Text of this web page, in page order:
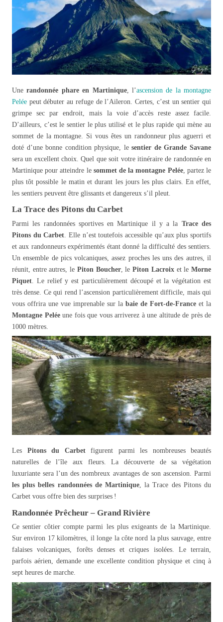
Unerandonnée phare en Martinique, l’ascension de la montagne
Pelée peut débuter au refuge de l’Aileron. Certes, c’est un sentier qui
grimpe sec par endroit, mais la voie d’accès reste assez facile.
D’ailleurs, c’est le sentier le plus utilisé et le plus rapide qui mène au
sommet de la montagne. Si vous êtes un randonneur plus aguerri et
doté d’une bonne condition physique, lesentier de Grande Savane
sera un excellent choix. Quel que soit votre itinéraire de randonnée en
Martinique pour atteindre le sommet de la montagne Pelée, partez le
plus tôt possible le matin et durant les jours les plus clairs. En effet,
les sentiers peuvent être glissants et dangereux s’il pleut.
La Trace des Pitons du Carbet
Parmi les randonnées sportives en Martinique il y a la Trace des
Pitons du Carbet . Elle n’est toutefois accessible qu’aux plus sportifs
et aux randonneurs expérimentés étant donné la difficulté des sentiers.
Un ensemble de pics volcaniques, assez proches les uns des autres, il
réunit, entre autres, le Piton Boucher, lePiton Lacroixet leMorne
Piquet . Le relief y est particulièrement découpé et la végétation est
très dense. Ce qui rend l’ascension particulièrement difficile, mais qui
vous offrira une vue imprenable sur la baie de Fort-de-France et la
Montagne Peléeune fois que vous arriverez à une altitude de près de
1000 mètres.
Les Pitons du Carbetfigurent parmi les nombreuses beautés
naturelles de l’île aux fleurs. La découverte de sa végétation
luxuriante sera l’un des nombreux avantages de son ascension. Parmi
les plus belles randonnées de Martinique, la Trace des Pitons du
Carbet vous offre bien des surprises !
Randonnée Prêcheur – Grand Rivière
Ce sentier côtier compte parmi les plus exigeants de la Martinique.
Sur environ 17 kilomètres, il longe la côte nord la plus sauvage, entre
falaises volcaniques, forêts denses et criques isolées. Le terrain,
parfois aérien, demande une excellente condition physique et cinq à
sept heures de marche.